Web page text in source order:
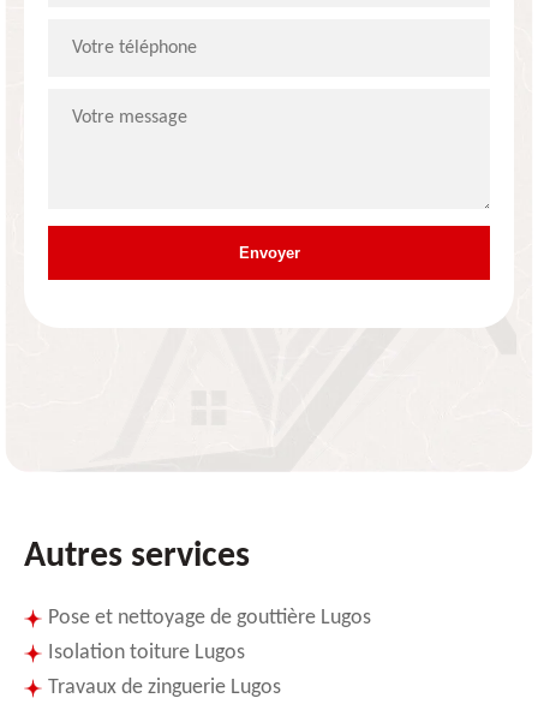
Autres services
Pose et nettoyage de gouttière Lugos
Isolation toiture Lugos
Travaux de zinguerie Lugos